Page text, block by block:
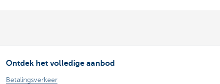
Ontdek het volledige aanbod
Betalingsverkeer